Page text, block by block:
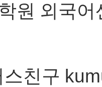
원 외국
친구